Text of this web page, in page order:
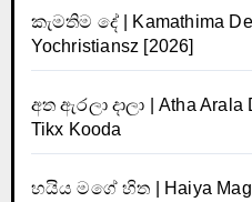
කැමතිම දේ | Kamathima
Yochristiansz [2026]
අත ඇරලා දාලා | Atha Arala
Tikx Kooda
හයිය මගේ හිත | Haiya